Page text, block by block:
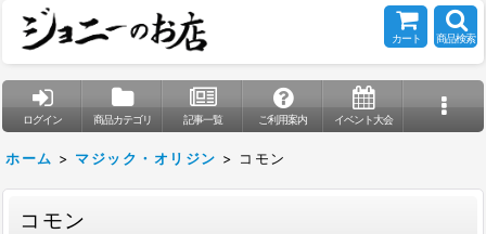
カート 商品検索
ログイン 商品カテゴリ 記事一覧 ご利用案内 イベント大会
ホーム > マジック・オリジン > コモン
コモン